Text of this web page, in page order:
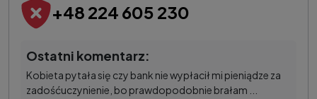
+48 224 605 230
Ostatni komentarz:
Kobieta pytała się czy bank nie wypłacił mi pieniądze za
zadośćuczynienie, bo prawdopodobnie brałam ...